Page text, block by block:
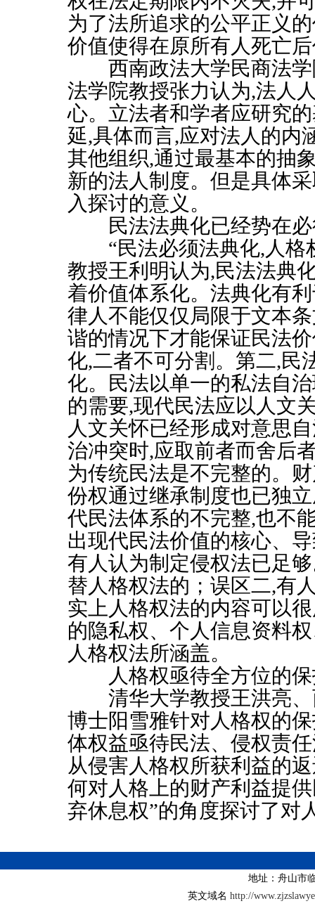
为了法所追求的公平正义
价值使得在原所有人死亡
西南政法大学民商法学
法学院教授张力认为,法人
心。立法者和学者应研究
延,具体而言,应对法人的内
其他组织,通过最基本的抽
新的法人制度。但是具体
入探讨的意义。
民法法典化已经势在必
“民法必须法典化, 人格
教授王利明认为,民法法典
着价值体系化。法典化有
律人不能仅仅局限于文本
谐的情况下才能保证民法
化,二者不可分割。第二,民
化。民法以单一的私法自
的需要,现代民法应以人文
人文关怀已经形成对意思
治冲突时,应取前者而舍后
为传统民法是不完整的。
份权通过继承制度也已独
代民法体系的不完整,也不
出现代民法价值的核心、
有人认为制定侵权法已足
替人格权法的；误区二,有
实上人格权法的内容可以
的隐私权、个人信息资料
人格权法所涵盖。
人格权亟待全方位的保
清华大学教授王洪亮
博士阳雪雅针对人格权的
体权益亟待民法、侵权责
从侵害人格权所获利益的
何对人格上的财产利益提
弃休息权”的角度探讨了对
地址：舟山市
英文域名http://